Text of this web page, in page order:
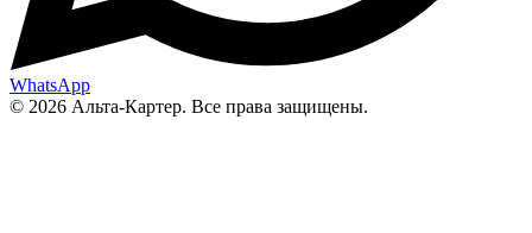
WhatsApp
© 2026 Альта-Картер. Все права защищены.